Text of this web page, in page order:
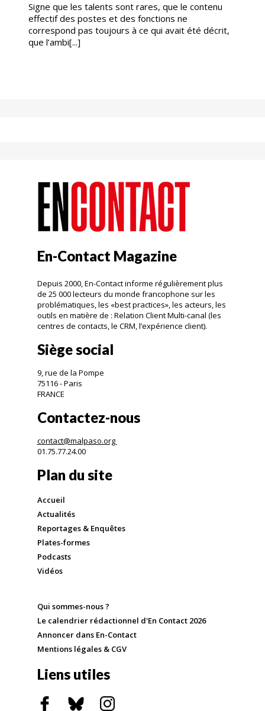
Signe que les talents sont rares, que le contenu
effectif des postes et des fonctions ne
correspond pas toujours à ce qui avait été décrit,
que l’ambi[...]
En-Contact Magazine
Depuis 2000, En-Contact informe régulièrement plus
de 25 000 lecteurs du monde francophone sur les
problématiques, les «best practices», les acteurs, les
outils en matière de : Relation Client Multi-canal (les
centres de contacts, le CRM, l’expérience client).
Siège social
9, rue de la Pompe
75116 - Paris
FRANCE
Contactez-nous
contact@malpaso.org
01.75.77.24.00
Plan du site
Accueil
Actualités
Reportages & Enquêtes
Plates-formes
Podcasts
Vidéos
Qui sommes-nous ?
Le calendrier rédactionnel d'En Contact 2026
Annoncer dans En-Contact
Mentions légales & CGV
Liens utiles